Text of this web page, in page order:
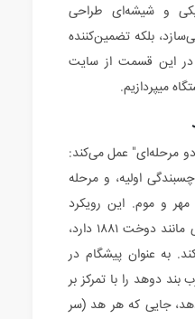
و شیشه‌ای طراحی
بلکه تضمین‌کننده
در این قسمت از سایت
میپردازیم.
مرحله‌ای" عمل می‌کند:
اولیه، و مرحله
مهر و موم. این رویکرد
دوگانه، ریشه در استانداردهای صنعتی مانند دوخت ۱۸۸۱ دارد،
به عنوان پیشگام در
دوهد را با تمرکز بر
جایی که هر هد (سر